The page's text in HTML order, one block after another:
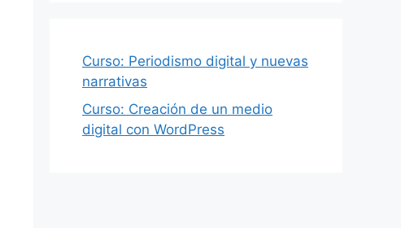
Curso: Periodismo digital y nuevas
narrativas
Curso: Creación de un medio
digital con WordPress